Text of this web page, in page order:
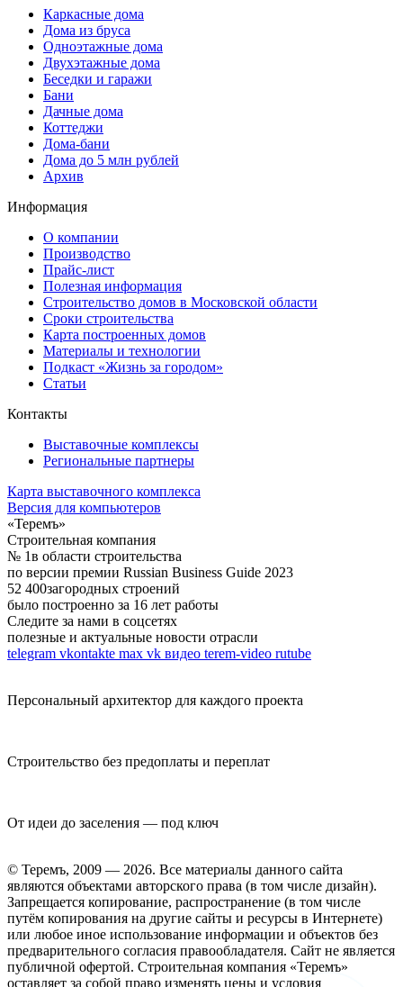
Каркасные дома
Дома из бруса
Одноэтажные дома
Двухэтажные дома
Беседки и гаражи
Бани
Дачные дома
Коттеджи
Дома-бани
Дома до 5 млн рублей
Архив
Информация
О компании
Производство
Прайс-лист
Полезная информация
Строительство домов в Московской области
Сроки строительства
Карта построенных домов
Материалы и технологии
Подкаст «Жизнь за городом»
Статьи
Контакты
Выставочные комплексы
Региональные партнеры
Карта выставочного комплекса
Версия для компьютеров
«Теремъ»
Строительная компания
№ 1в области строительства
по версии премии Russian Business Guide 2023
52 400загородных строений
было построенно за 16 лет работы
Следите за нами в соцсетях
полезные и актуальные новости отрасли
telegram vkontakte max vk видео terem-video rutube
Персональный архитектор для каждого проекта
Строительство без предоплаты и переплат
От идеи до заселения — под ключ
© Теремъ, 2009 — 2026. Все материалы данного сайта
являются объектами авторского права (в том числе дизайн).
Запрещается копирование, распространение (в том числе
путём копирования на другие сайты и ресурсы в Интернете)
или любое иное использование информации и объектов без
предварительного согласия правообладателя. Cайт не является
публичной офертой. Строительная компания «Теремъ»
оставляет за собой право изменять цены и условия